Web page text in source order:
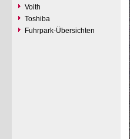
Voith
Toshiba
Fuhrpark-Übersichten